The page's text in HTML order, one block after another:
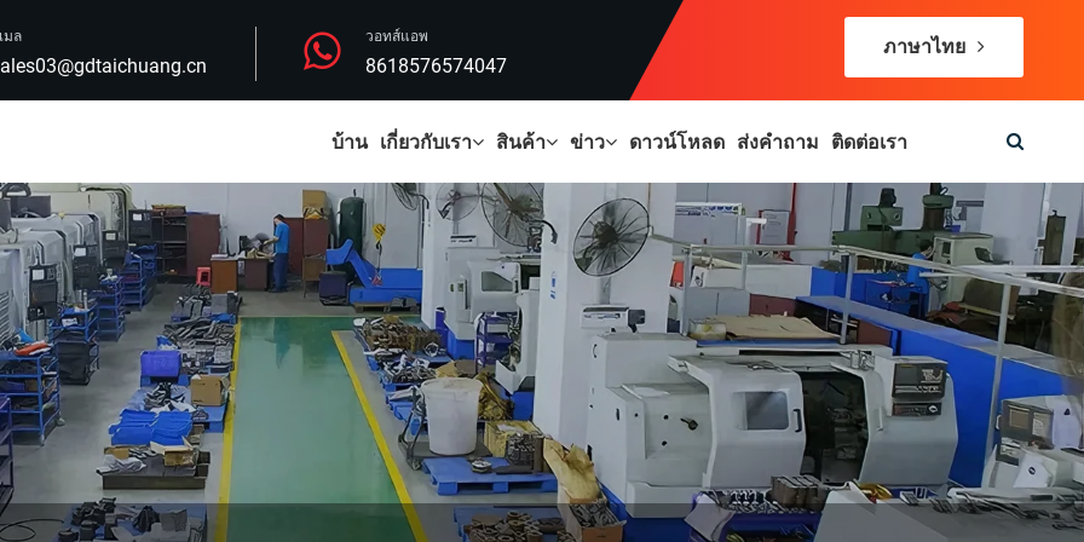
มล วอทส์แอพ
8618576574047
ภาษาไทย
บ้าน เกี่ยวกับเรา สินค้า ข่าว ดาวน์โหลด ส่งคำถาม ติดต่อเรา